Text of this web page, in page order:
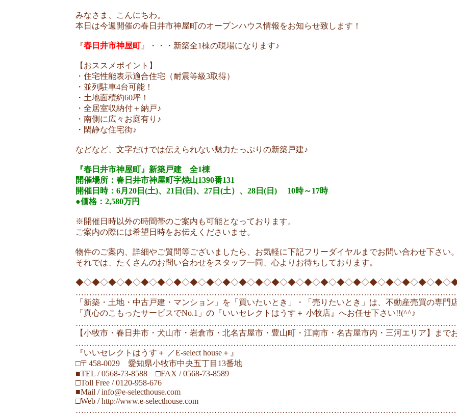
みなさま、こんにちわ。
本日は今週開催の春日井市神屋町のオープンハウス情報をお知らせ致します！
『春日井市神屋町』・・・新築全1棟の現場になります♪
【おススメポイント】
・住宅性能表示適合住宅（耐震等級3取得）
・並列駐車4台可能！
・土地面積約60坪！
・全居室収納付＋納戸♪
・南側に広々お庭有り♪
・閑静な住宅街♪
などなど、文字だけでは伝えられない魅力たっぷりの新築戸建♪
『春日井市神屋町』新築戸建 全1棟
開催場所：春日井市神屋町字焼山1390番131
開催日時：6月20日(土)、21日(日)、27日(土）、28日(日) 10時～17時
●価格：2,580万円
※開催日時以外の時間帯のご案内も可能となっております。
ご案内の際には希望日時をお伝えくださいませ。
物件のご案内、詳細やご質問等ございましたら、お気軽に下記フリーダイヤルまでお問い合わせ下さい。
それでは、たくさんのお問い合わせをスタッフ一同、心よりお待ちしております。
「新築・土地・中古戸建・マンション」を「買いたいとき」・「売りたいとき」は、不動産売買の専門
「真心のこもったサービスでNo.1」の『いいセレクトはうす＋ 小牧店』へお任せ下さい!!(^^♪
【小牧市・春日井市・犬山市・岩倉市・北名古屋市・豊山町・江南市・名古屋市内・三河エリア】まで
『いいセレクトはうす＋ ／E-select house＋』
□〒458-0029 愛知県小牧市中央五丁目13番地
■TEL / 0568-73-8588 □FAX / 0568-73-8589
□Toll Free / 0120-958-676
■Mail /info@e-selecthouse.com
□Web /http://www.e-selecthouse.com